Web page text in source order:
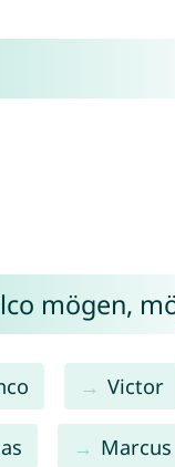
mögen,
Victor
Marcus